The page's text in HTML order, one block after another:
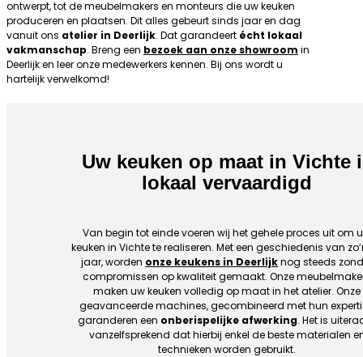
ontwerpt, tot de meubelmakers en monteurs die uw keuken
produceren en plaatsen. Dit alles gebeurt sinds jaar en dag
vanuit ons atelier in Deerlijk. Dat garandeert écht lokaal
vakmanschap. Breng een bezoek aan onze showroom in
Deerlijk en leer onze medewerkers kennen. Bij ons wordt u
hartelijk verwelkomd!
Uw keuken op maat in Vichte
lokaal vervaardigd
Van begin tot einde voeren wij het gehele proces uit om
keuken in Vichte te realiseren. Met een geschiedenis van
jaar, worden onze keukens in Deerlijknog steeds
compromissen op kwaliteit gemaakt. Onze
maken uw keuken volledig op maat in het atelier. Onze
geavanceerde machines, gecombineerd met hun
garanderen een onberispelijke afwerking. Het is
vanzelfsprekend dat hierbij enkel de beste materialen
technieken worden gebruikt.